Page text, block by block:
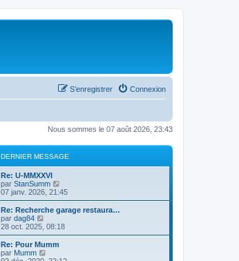
Connexion
S’enregistrer
Nous sommes le 07 août 2026, 23:43
DERNIER MESSAGE
Re: U-MMXXVI
par StanSumm
o
i
r
e
n
07 janv. 2026, 21:45
Re: Recherche garage restaura…
par dag84
o
i
r
l
e
28 oct. 2025, 08:18
Re: Pour Mumm
par Mumm